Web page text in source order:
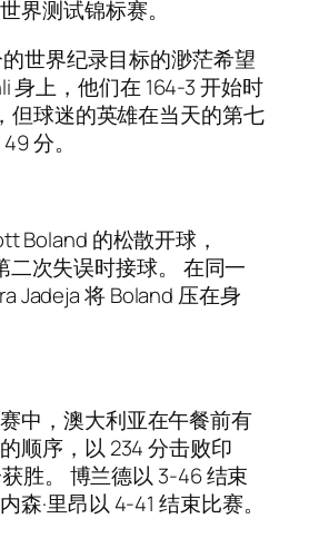
界测试锦标赛。
世界纪录目标的渺茫希望
身上，他们在 164-3 开始时
但球迷的英雄在当天的第七
分。
Boland 的松散开球，
二次失误时接球。 在同一
Jadeja 将 Boland 压在身
中，澳大利亚在午餐前有
顺序，以 234 分击败印
胜。 博兰德以 3-46 结束
森·里昂以 4-41 结束比赛。